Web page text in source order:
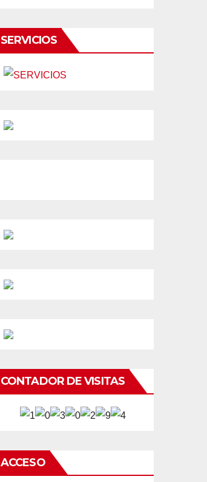
SERVICIOS
CONTADOR DE VISITAS
ACCESO